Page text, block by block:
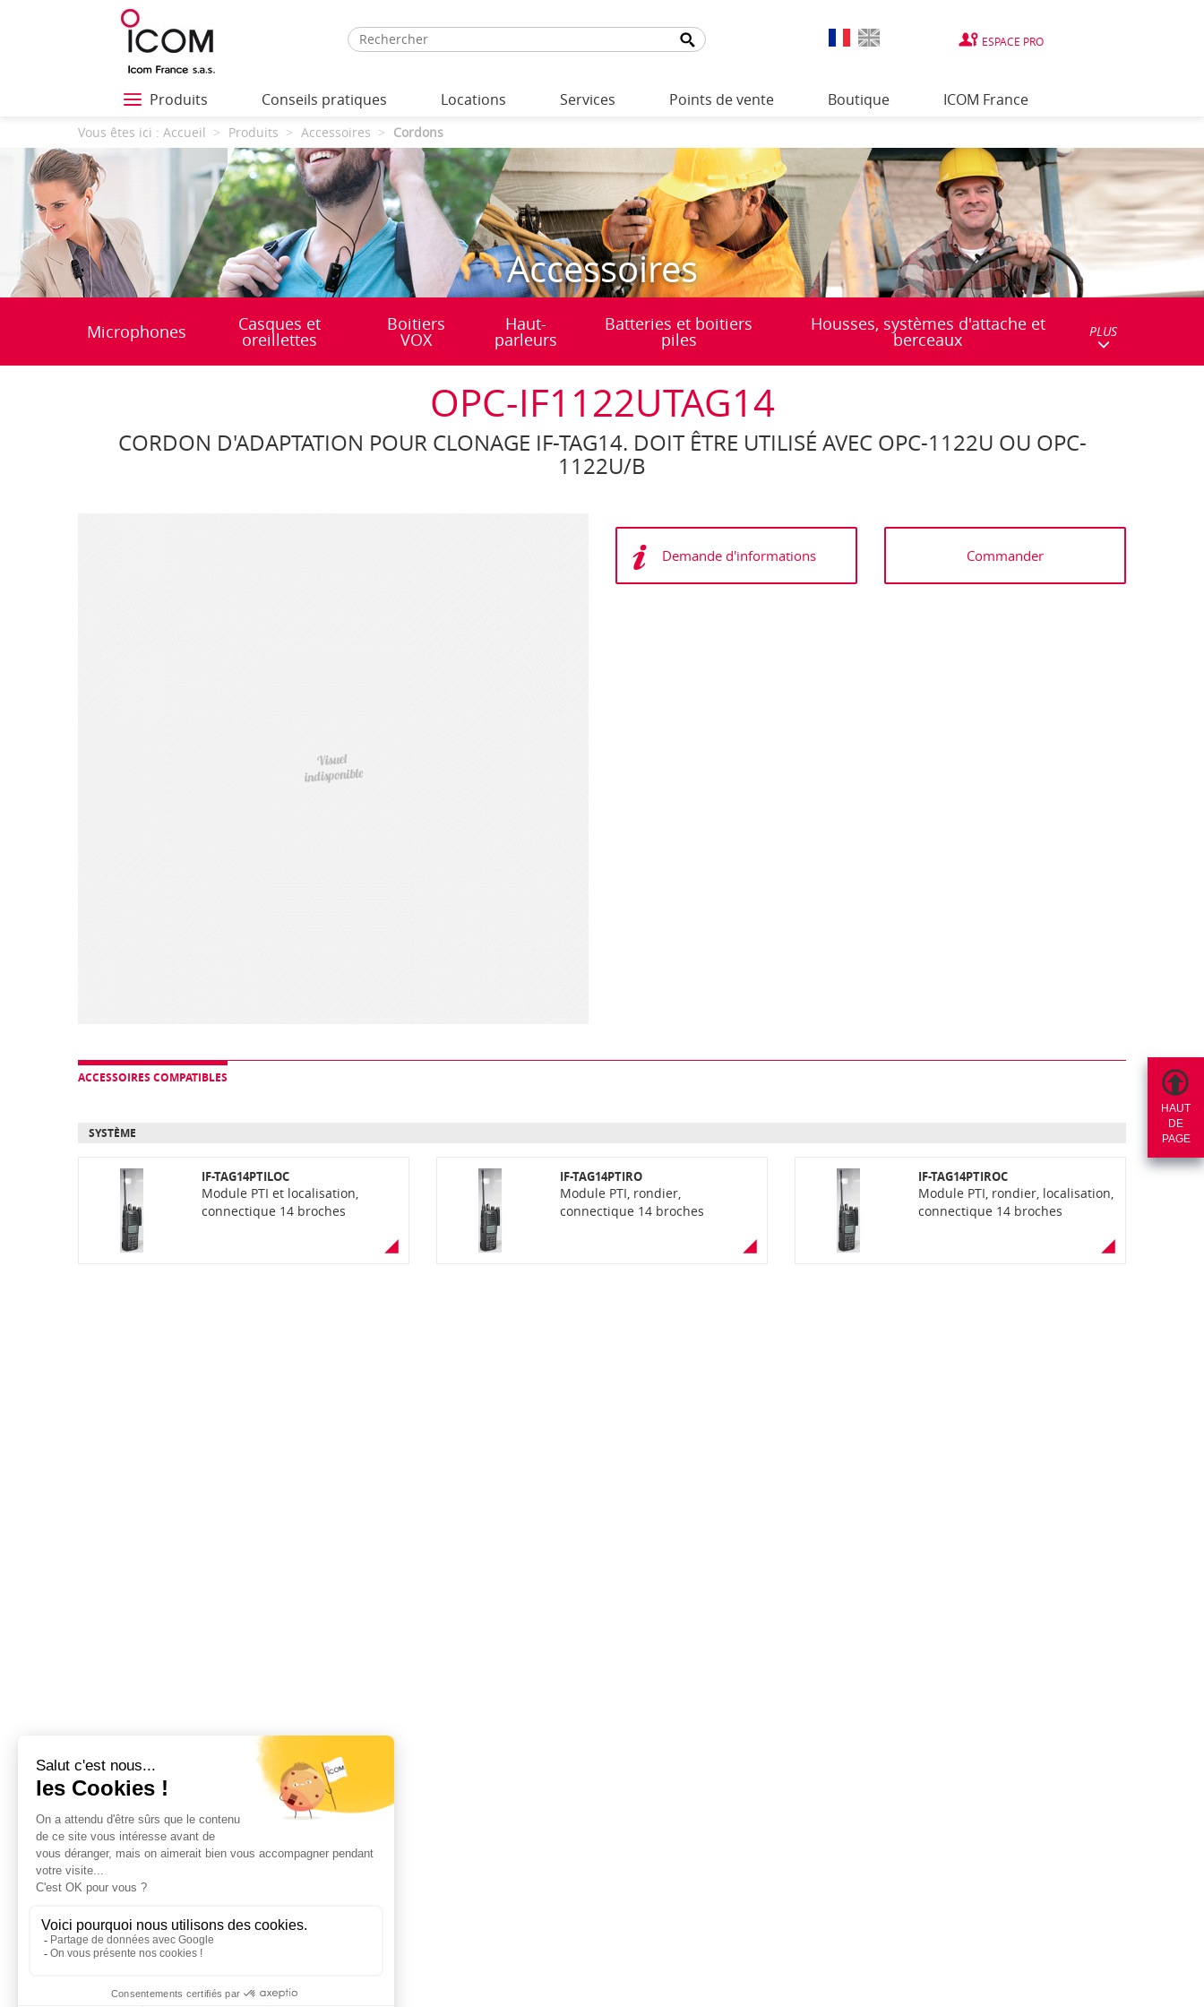
ESPACE PRO
Produits Conseils pratiques Locations Services Points de vente Boutique ICOM France
Vous êtes ici : Accueil Produits Accessoires Cordons
Accessoires
Microphones Casques et
oreillettes
Boitiers
VOX
Haut-
parleurs
Batteries et boitiers
piles
Housses, systèmes d'attache et
berceaux PLUS
HAUT
DE
PAGE
OPC-IF1122UTAG14
CORDON D'ADAPTATION POUR CLONAGE IF-TAG14. DOIT ÊTRE UTILISÉ AVEC OPC-1122U OU OPC-
1122U/B
Demande d'informations Commander
ACCESSOIRES COMPATIBLES
SYSTÈME
IF-TAG14PTILOC
Module PTI et localisation,
connectique 14 broches
IF-TAG14PTIRO
Module PTI, rondier,
connectique 14 broches
IF-TAG14PTIROC
Module PTI, rondier, localisation,
connectique 14 broches